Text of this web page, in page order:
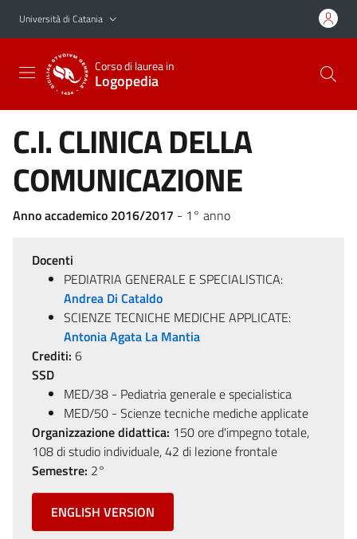
Vai al contenuto principale
Vai al menu di navigazione
Università di Catania
Corso di laurea in
Logopedia
C.I. CLINICA DELLA
COMUNICAZIONE
Anno accademico 2016/2017 - 1° anno
Docenti
PEDIATRIA GENERALE E SPECIALISTICA:
Andrea Di Cataldo
SCIENZE TECNICHE MEDICHE APPLICATE:
Antonia Agata La Mantia
Crediti: 6
SSD
MED/38 - Pediatria generale e specialistica
MED/50 - Scienze tecniche mediche applicate
Organizzazione didattica: 150 ore d'impegno totale,
108 di studio individuale, 42 di lezione frontale
Semestre: 2°
ENGLISH VERSION